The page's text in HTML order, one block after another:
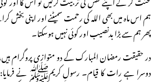
ہم اس ماہ میں بھی اللہ کی رحمت سمیٹنے اور اپنی بخش
پھر ہم سے بڑا بدنصیب اور کوئی نہیں ہوسکتا۔
در حقیقت رمضان المبارک کے دو متوازی پروگرام
دوسرا ہے رات کا قیام۔ رسولِ کریمﷺ نے